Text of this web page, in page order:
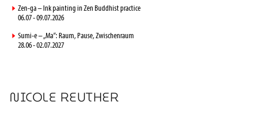
► Zen-ga – Ink painting in Zen Buddhist practice
06.07 - 09.07.2026
► Sumi-e – „Ma“: Raum, Pause, Zwischenraum
28.06 - 02.07.2027
NICOLE REUTHER